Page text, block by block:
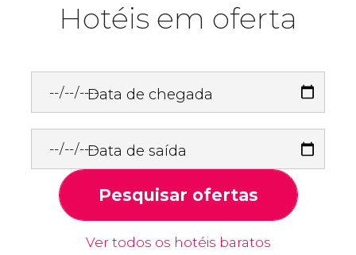
Hotéis em oferta
Data de chegada
Data de saída
Pesquisar ofertas
Ver todos os hotéis baratos